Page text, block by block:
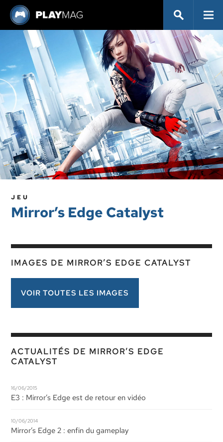
JEU
Mirror’s Edge Catalyst
IMAGES DE MIRROR’S EDGE CATALYST
VOIR TOUTES LES IMAGES
ACTUALITÉS DE MIRROR’S EDGE
CATALYST
16/06/2015
E3 : Mirror’s Edge est de retour en vidéo
10/06/2014
Mirror’s Edge 2 : enfin du gameplay